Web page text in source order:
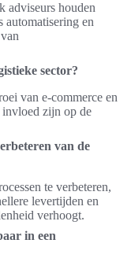
adviseurs houden
automatisering en
sector?
van e-commerce en
invloed zijn op de
van de
te verbeteren,
levertijden en
verhoogt.
in een